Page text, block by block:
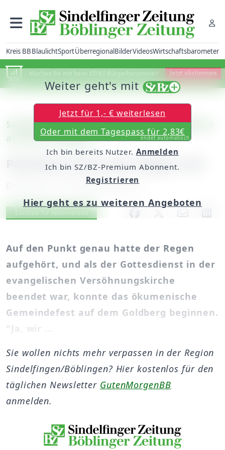
Kreis BBBlaulichtSportÜberregionalBilderVideosWirtschaftsbarometer
Machen Sie mit beim SZ/BZ-Bürgerbarometer! Jetzt abstimmen
Sindelfingen: Ökumenisches Gemeindefest
auf dem Goldberg
Pünktlich hörte der Regen auf
Dienstag, 15. Juli 2008, 00:00 Uhr
Artikel vorlesen
Exklusiv für Abonnenten
Auf den Punkt genau hatte der Regen
aufgehört, und als der Gottesdienst in der
evangelischen Versöhnungskirche
beendet war, konnte das ökumenische
Gemeindefest auf dem Goldberg beginnen.
"Ja, wir ...
Weiter geht's mit
Jetzt für 1,- € weiterlesen
Oder mit dem Tagespass für 2,83€
endet automatisch
Ich bin bereits Nutzer. Anmelden
Ich bin SZ/BZ-Premium Abonnent.
Registrieren
Hier geht es zu weiteren Angeboten
Sie wollen nichts mehr verpassen in der Region
Sindelfingen/Böblingen? Hier kostenlos für den
täglichen Newsletter GutenMorgenBB
anmelden.